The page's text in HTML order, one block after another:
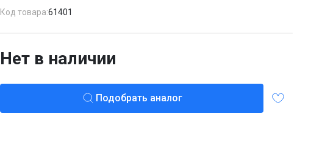
Код товара:61401
Нет в наличии
Подобрать аналог